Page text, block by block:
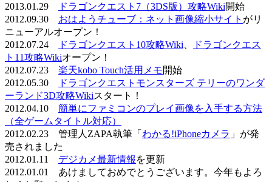
2013.01.29
ドラゴンクエスト7（3DS版）攻略Wiki開始
2012.09.30 おはようチューブ：ネット画像縮小サイト がリ
ニューアルオープン！
2012.07.24
ドラゴンクエスト10攻略Wiki
ドラゴンクエス
ト11攻略Wikiオープン！
2012.07.23 楽天kobo Touch活用メモ開始
2012.05.30
ドラゴンクエストモンスターズ テリーのワンダ
ーランド3D攻略Wikiスタート！
2012.04.10 簡単にファミコンのプレイ画像を入手する方法
（全ゲームタイトル対応）
2012.02.23 管理人ZAPA執筆「 わかる!iPhoneカメラ 」が発
売されました
2012.01.11 デジカメ最新情報 を更新
2012.01.01 あけましておめでとうございます。今年もよろ